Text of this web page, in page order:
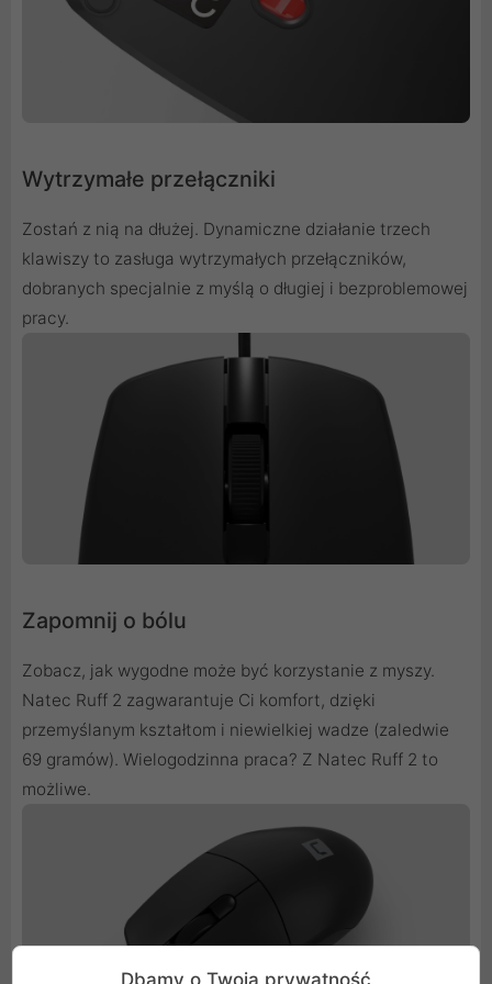
Wytrzymałe przełączniki
Zostań z nią na dłużej. Dynamiczne działanie trzech
klawiszy to zasługa wytrzymałych przełączników,
dobranych specjalnie z myślą o długiej i bezproblemowej
pracy.
Zapomnij o bólu
Zobacz, jak wygodne może być korzystanie z myszy.
Natec Ruff 2 zagwarantuje Ci komfort, dzięki
przemyślanym kształtom i niewielkiej wadze (zaledwie
69 gramów). Wielogodzinna praca? Z Natec Ruff 2 to
możliwe.
Dbamy o Twoją prywatność